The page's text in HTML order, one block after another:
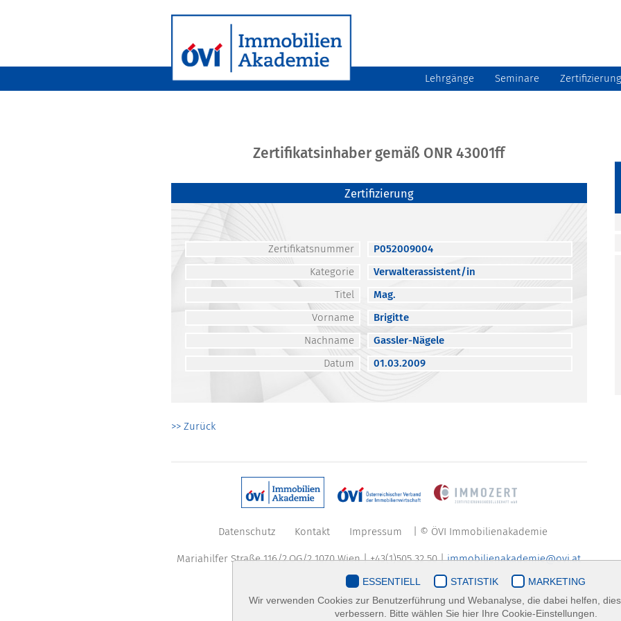
Lehrgänge Seminare Zertifizierung
Zertifikatsinhaber gemäß ONR 43001ff
Zertifizierung
Zertifikatsnummer
P052009004
Kategorie
Verwalterassistent/in
Titel
Mag.
Vorname
Brigitte
Nachname
Gassler-Nägele
Datum
01.03.2009
>> Zurück
Datenschutz Kontakt Impressum | © ÖVI Immobilienakademie
Mariahilfer Straße 116/2.OG/2 1070 Wien | +43(1)505 32 50 |immobilienakademie@ovi.at
ESSENTIELL STATISTIK
MARKETING
Wir verwenden Cookies zur Benutzerführung und Webanalyse, die dabei helfen,
verbessern. Bitte wählen Sie hier Ihre Cookie-Einstellungen.